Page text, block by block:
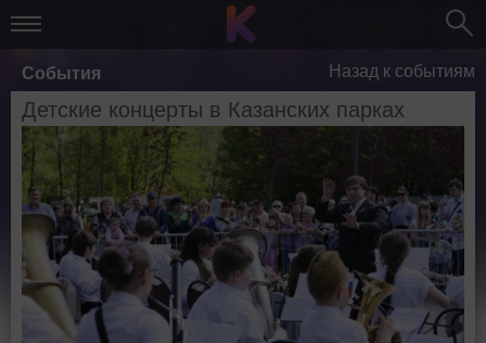
События Назад к событиям
Детские концерты в Казанских парках